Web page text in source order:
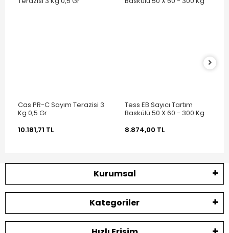
Cas PR-C Sayım Terazisi 3
Kg 0,5 Gr
10.181,71 TL
Tess EB Sayıcı Tartım
Baskülü 50 X 60 - 300 Kg
8.874,00 TL
Kurumsal
Kategoriler